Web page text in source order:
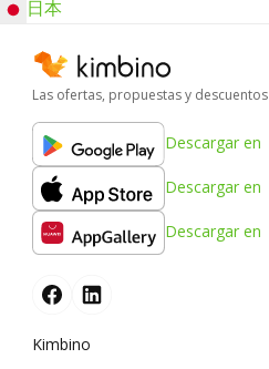
日本
Las ofertas, propuestas y descuentos
Descargar en
Descargar en
Descargar en
Kimbino